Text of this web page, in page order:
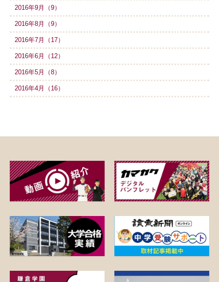
2016年9月（9）
2016年8月（9）
2016年7月（17）
2016年6月（12）
2016年5月（8）
2016年4月（16）